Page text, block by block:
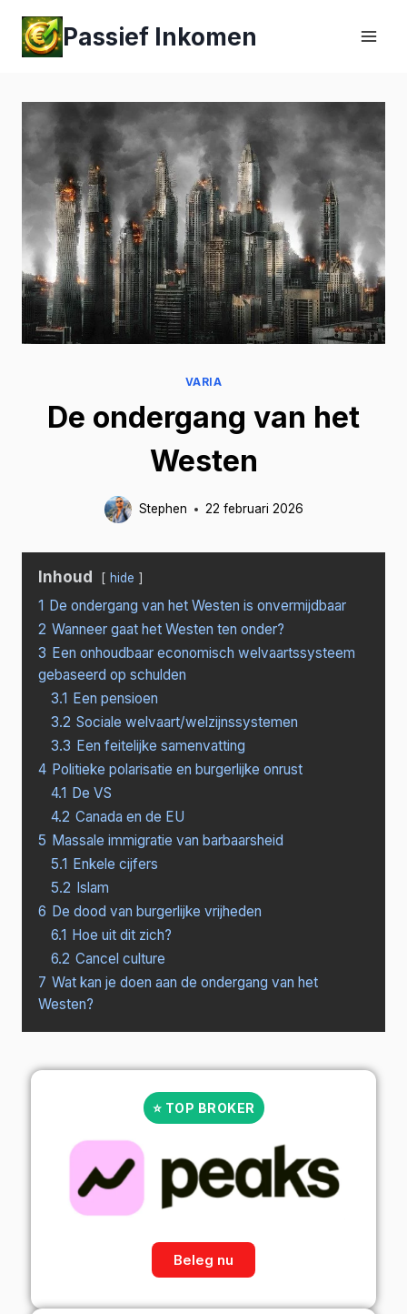
Passief Inkomen
VARIA
De ondergang van het
Westen
Stephen 22 februari 2026
Inhoud hide
1 De ondergang van het Westen is onvermijdbaar
2 Wanneer gaat het Westen ten onder?
3 Een onhoudbaar economisch welvaartssysteem
gebaseerd op schulden
3.1 Een pensioen
3.2 Sociale welvaart/welzijnssystemen
3.3 Een feitelijke samenvatting
4 Politieke polarisatie en burgerlijke onrust
4.1 De VS
4.2 Canada en de EU
5 Massale immigratie van barbaarsheid
5.1 Enkele cijfers
5.2 Islam
6 De dood van burgerlijke vrijheden
6.1 Hoe uit dit zich?
6.2 Cancel culture
7 Wat kan je doen aan de ondergang van het
Westen?
⭐ TOP BROKER
Beleg nu